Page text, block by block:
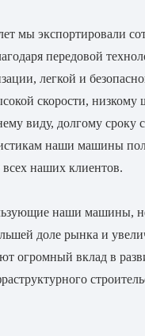
мы экспортировали
передовой
легкой и
скорости, низкому
виду, долгому сроку
наши машины
наших клиентов.
наши машины,
доле рынка и
огромный вклад в